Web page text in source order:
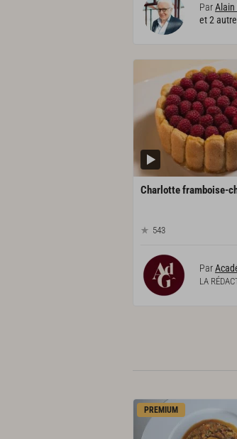
ParAlain
et 2
Charlotteframboise-
543
Par
LA
PREMIUM